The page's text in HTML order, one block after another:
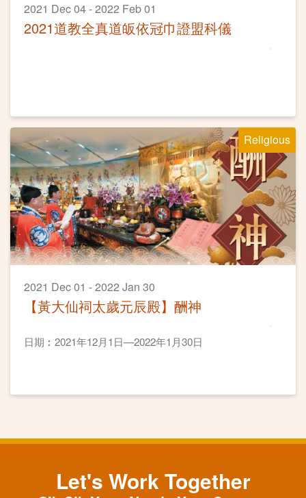
2021 Dec 04 - 2022 Feb 01
2021道教全真道皈依冠巾證盟科儀
Religious
2021 Dec 01 - 2022 Jan 30
【黃大仙祠太歲元辰殿】酬神
日期︰2021年12月1日—2022年1月30日
Let's Work Together